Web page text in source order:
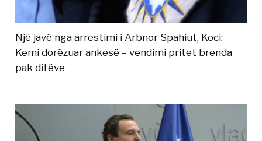
Një javë nga arrestimi i Arbnor Spahiut, Koci:
Kemi dorëzuar ankesë – vendimi pritet brenda
pak ditëve